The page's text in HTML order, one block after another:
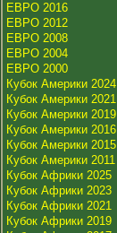
ЕВРО 2016
ЕВРО 2012
ЕВРО 2008
ЕВРО 2004
ЕВРО 2000
Кубок Америки 2024
Кубок Америки 2021
Кубок Америки 2019
Кубок Америки 2016
Кубок Америки 2015
Кубок Америки 2011
Кубок Африки 2025
Кубок Африки 2023
Кубок Африки 2021
Кубок Африки 2019